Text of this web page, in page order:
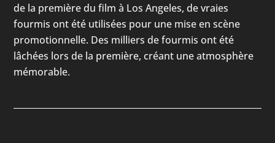
de la première du film à Los Angeles, de vraies
fourmis ont été utilisées pour une mise en scène
promotionnelle. Des milliers de fourmis ont été
lâchées lors de la première, créant une atmosphère
mémorable.